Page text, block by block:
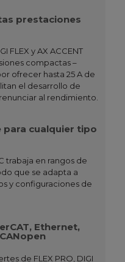
prestaciones
FLEX y AX ACCENT
compactas –
ofrecer hasta 25 A de
el desarrollo de
al rendimiento.
para cualquier tipo
trabaja en rangos de
que se adapta a
y configuraciones de
Ethernet,
de FLEX PRO, DIGI